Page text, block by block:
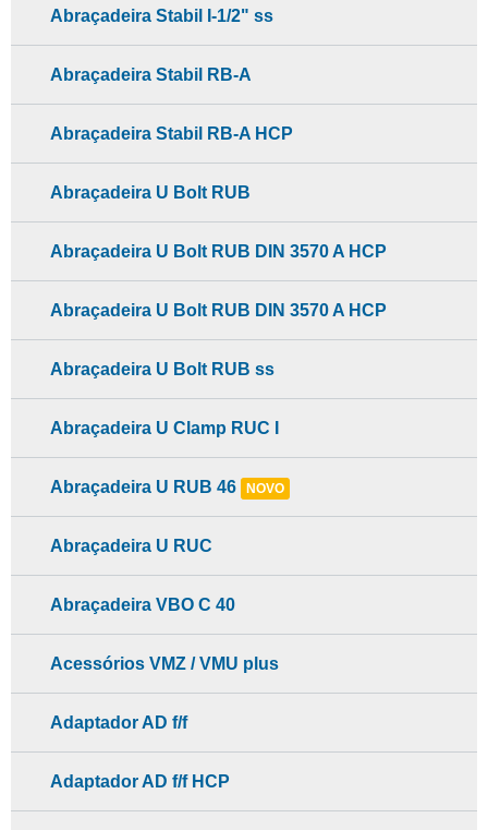
Abraçadeira Stabil I-1/2" ss
Abraçadeira Stabil RB-A
Abraçadeira Stabil RB-A HCP
Abraçadeira U Bolt RUB
Abraçadeira U Bolt RUB DIN 3570 A HCP
Abraçadeira U Bolt RUB DIN 3570 A HCP
Abraçadeira U Bolt RUB ss
Abraçadeira U Clamp RUC I
Abraçadeira U RUB 46 NOVO
Abraçadeira U RUC
Abraçadeira VBO C 40
Acessórios VMZ / VMU plus
Adaptador AD f/f
Adaptador AD f/f HCP